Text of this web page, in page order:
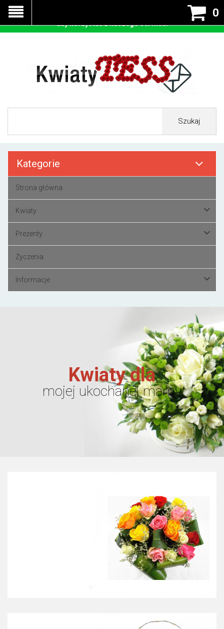
0
Szukaj
Kategorie
Strona główna
Kwiaty
Prezenty
Życzenia
Informacje
Kwiaty dla
mojej ukochanej mamy
Nasza strona korzysta z cookies - czyli tzw ciastek w celu
prawidłowego działania. Zaakceptuj przyjmowanie cookies
aby korzystać z naszego serwisu.